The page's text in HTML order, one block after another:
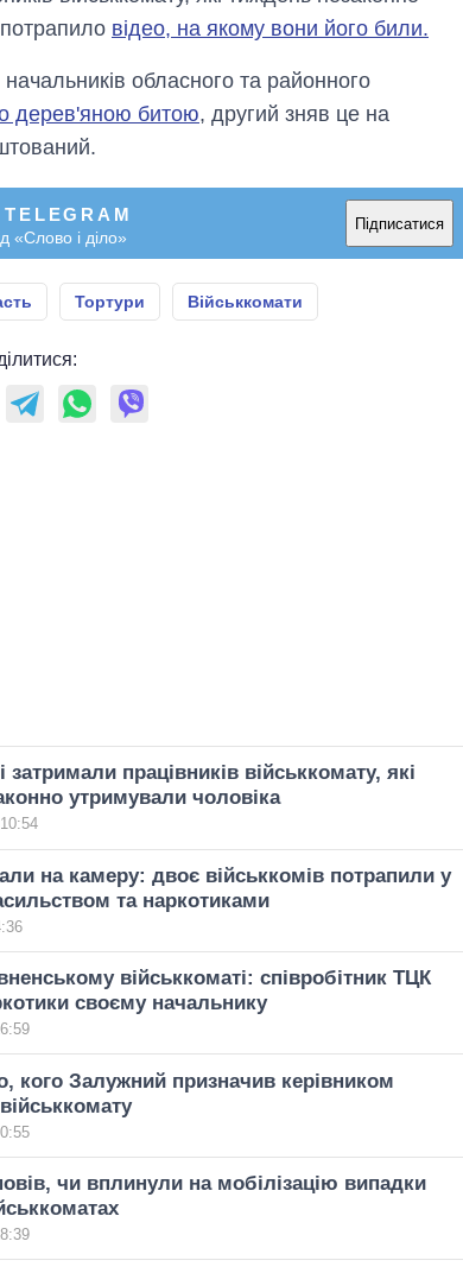
відео, на якому вони його били.
обласного та районного
дерев'яною битою, другий зняв це на
«Слово і діло»
Підписатися
Тортури Військкомати
затримали працівників військкомату, які
утримували чоловіка
на камеру: двоє військкомів потрапили у
та наркотиками
військкоматі: співробітник ТЦК
своєму начальнику
кого Залужний призначив керівником
чи вплинули на мобілізацію випадки